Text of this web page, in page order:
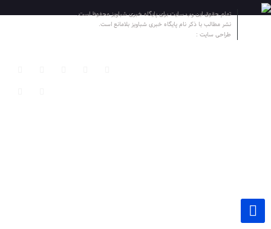
تمام حقوق این وب سایت برای پایگاه خبری شباویز محفوظ است.
نشر مطالب با ذکر نام پایگاه خبری شباویز بلامانع است.
طراحی سایت :